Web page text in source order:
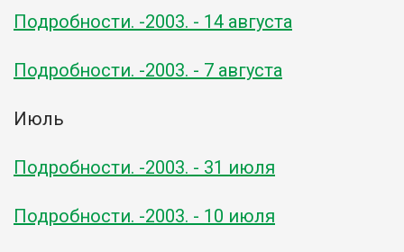
Подробности. -2003. - 14 августа
Подробности. -2003. - 7 августа
Июль
Подробности. -2003. - 31 июля
Подробности. -2003. - 10 июля